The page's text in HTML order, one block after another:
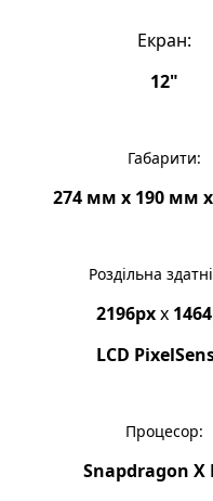
Екран:
12"
Габарити:
274 мм x 190 мм
Роздільна
2196pxx
LCD
Процесор:
Snapdragon X